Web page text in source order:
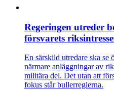
Regeringen utreder
försvarets
En särskild utredare ska se
närmare anläggningar av
militära del. Det utan att
fokus står bullerreglerna.